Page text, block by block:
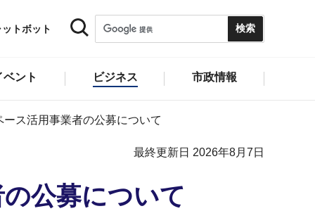
トボット
ント ビジネス 市政情報
ス活用事業者の公募について
最終更新日 2026年8月7日
公募について